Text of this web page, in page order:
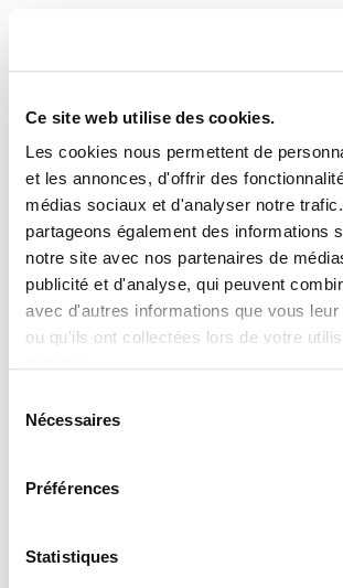
Ce site web utilise des cookies.
Les cookies nous permettent de
et les annonces, d'offrir des
médias sociaux et d'analyser notre
partageons également des informations
notre site avec nos partenaires de
publicité et d'analyse, qui peuvent
avec d'autres informations que vous
ou qu'ils ont collectées lors de votre
Nécessaires
Préférences
Statistiques
ELA Astekaria
PLAN DU SITE
Manu Robles-Arangiz Institutua
Barrainkua 13 - 48009 Bilbo -
Telf. +33 (0) 559 25 65 52